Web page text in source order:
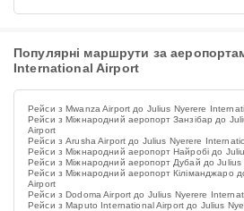
Популярні маршрути за
International Airport
Рейси з Mwanza Airport до Julius Nyerere
Рейси з Міжнародний аеропорт Занзібар до
Airport
Рейси з Arusha Airport до Julius Nyerere
Рейси з Міжнародний аеропорт Найробі до
Рейси з Міжнародний аеропорт Дубай до Julius
Рейси з Міжнародний аеропорт Кіліманджаро
Airport
Рейси з Dodoma Airport до Julius Nyerere
Рейси з Maputo International Airport до Julius